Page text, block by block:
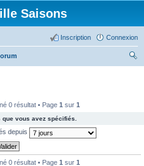
Saisons
Connexion
Inscription
0 résultat • Page 1 sur 1
vous avez spécifiés.
depuis
0 résultat • Page 1 sur 1